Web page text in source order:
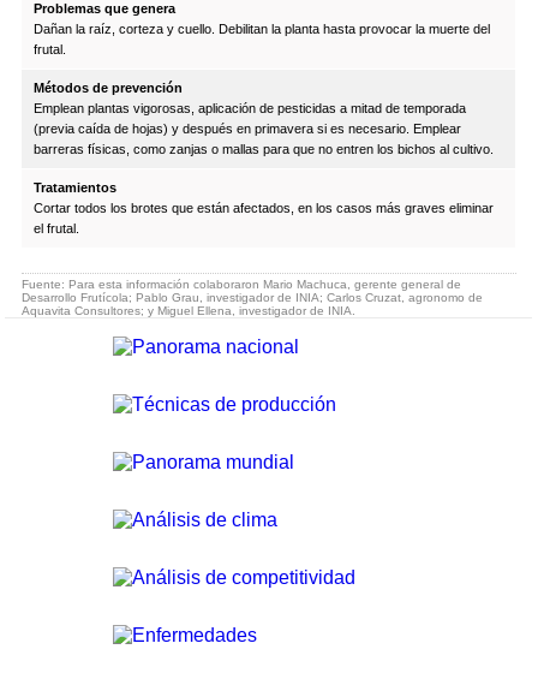
Problemas que genera
Dañan la raíz, corteza y cuello. Debilitan la planta hasta provocar la muerte del
frutal.
Métodos de prevención
Emplean plantas vigorosas, aplicación de pesticidas a mitad de temporada
(previa caída de hojas) y después en primavera si es necesario. Emplear
barreras físicas, como zanjas o mallas para que no entren los bichos al cultivo.
Tratamientos
Cortar todos los brotes que están afectados, en los casos más graves eliminar
el frutal.
Fuente: Para esta información colaboraron Mario Machuca, gerente general de
Desarrollo Frutícola; Pablo Grau, investigador de INIA; Carlos Cruzat, agronomo de
Aquavita Consultores; y Miguel Ellena, investigador de INIA.